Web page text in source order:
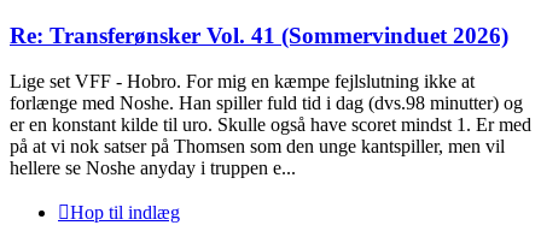
Re: Transferønsker Vol. 41 (Sommervinduet 2026)
Lige set VFF - Hobro. For mig en kæmpe fejlslutning ikke at
forlænge med Noshe. Han spiller fuld tid i dag (dvs.98 minutter) og
er en konstant kilde til uro. Skulle også have scoret mindst 1. Er med
på at vi nok satser på Thomsen som den unge kantspiller, men vil
hellere se Noshe anyday i truppen e...
Hop til indlæg